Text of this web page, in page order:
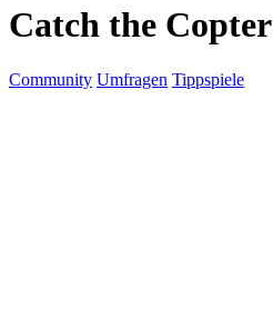
Catch the Copter
Community Umfragen Tippspiele